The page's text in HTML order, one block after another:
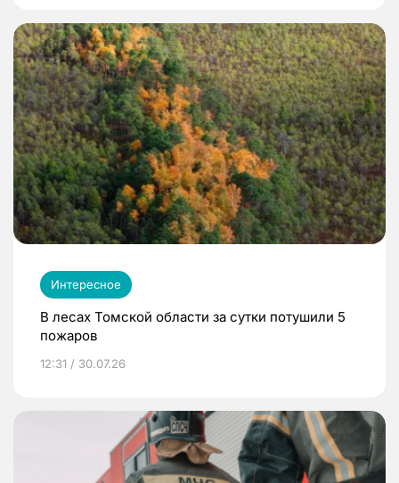
Интересное
В лесах Томской области за сутки потушили 5
пожаров
12:31 / 30.07.26